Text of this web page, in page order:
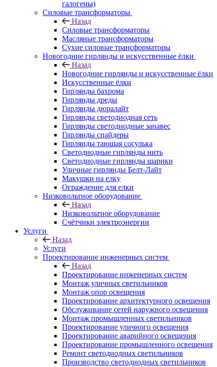
галогены)
Силовые трансформаторы
Назад
Силовые трансформаторы
Масляные трансформаторы
Сухие силовые трансформаторы
Новогодние гирлянды и искусственные ёлки
Назад
Новогодние гирлянды и искусственные ёлки
Искусственные ёлки
Гирлянды бахрома
Гирлянды дреды
Гирлянды дюралайт
Гирлянды светодиодная сеть
Гирлянды светодиодные занавес
Гирлянды спайдеры
Гирлянды тающая сосулька
Светодиодные гирлянды нить
Светодиодные гирлянды шарики
Уличные гирлянды Белт-Лайт
Макушки на елку
Ограждение для елки
Низковольтное оборудование
Назад
Низковольтное оборудование
Счётчики электроэнергии
Услуги
Назад
Услуги
Проектирование инженерных систем
Назад
Проектирование инженерных систем
Монтаж уличных светильников
Монтаж опор освещения
Проектирование архитектурного освещения
Обслуживание сетей наружного освещения
Монтаж промышленных светильников
Проектирование уличного освещения
Проектирование аварийного освещения
Проектирование промышленного освещения
Ремонт светодиодных светильников
Производство светодиодных светильников